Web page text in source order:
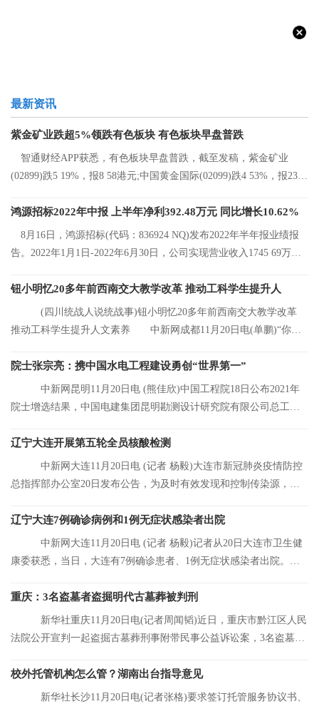
最新资讯
紫金矿业跌超5%领跌有色板块 有色板块早盘普跌
智通财经APP获悉，有色板块早盘普跌，截至发稿，紫金矿业
(02899)跌5 19%，报8 58港元;中国黄金国际(02099)跌4 53%，报23 2
鸿源招标2022年中报 上半年净利392.48万元 同比增长10.62%
8月16日，鸿源招标(代码：836924 NQ)发布2022年半年报业绩报
告。2022年1月1日-2022年6月30日，公司实现营业收入1745 69万
钮小明忆20多年前西南交大教学改革 推动工科学生提升人
(四川统战人说统战事)钮小明忆20多年前西南交大教学改革
推动工科学生提升人文素养 中新网成都11月20日电(单鹏)“你们
院士张宗亮：携中国水电工程建设勇创“世界第一”
中新网昆明11月20日电 (熊佳欣)中国工程院18日公布2021年
院士增选结果，中国电建集团昆明勘测设计研究院有限公司总工程
辽宁大连开展第五轮全员核酸检测
中新网大连11月20日电 (记者 杨毅)大连市新冠肺炎疫情防控
总指挥部办公室20日发布公告，为及时有效发现和控制传染源，结
辽宁大连7例确诊病例和1例无症状感染者出院
中新网大连11月20日电 (记者 杨毅)记者从20日大连市卫生健
康委获悉，当日，大连有7例确诊患者、1例无症状感染者出院。目
重庆：3名盗墓者盗掘明代古墓葬被判刑
新华社重庆11月20日电(记者周闻韬)近日，重庆市黔江区人民
法院公开宣判一起盗掘古墓葬刑事附带民事公益诉讼案，3名盗墓者
校外托管机构怎么管？湖南出台指导意见
新华社长沙11月20日电(记者张格)要求签订托管服务协议书、